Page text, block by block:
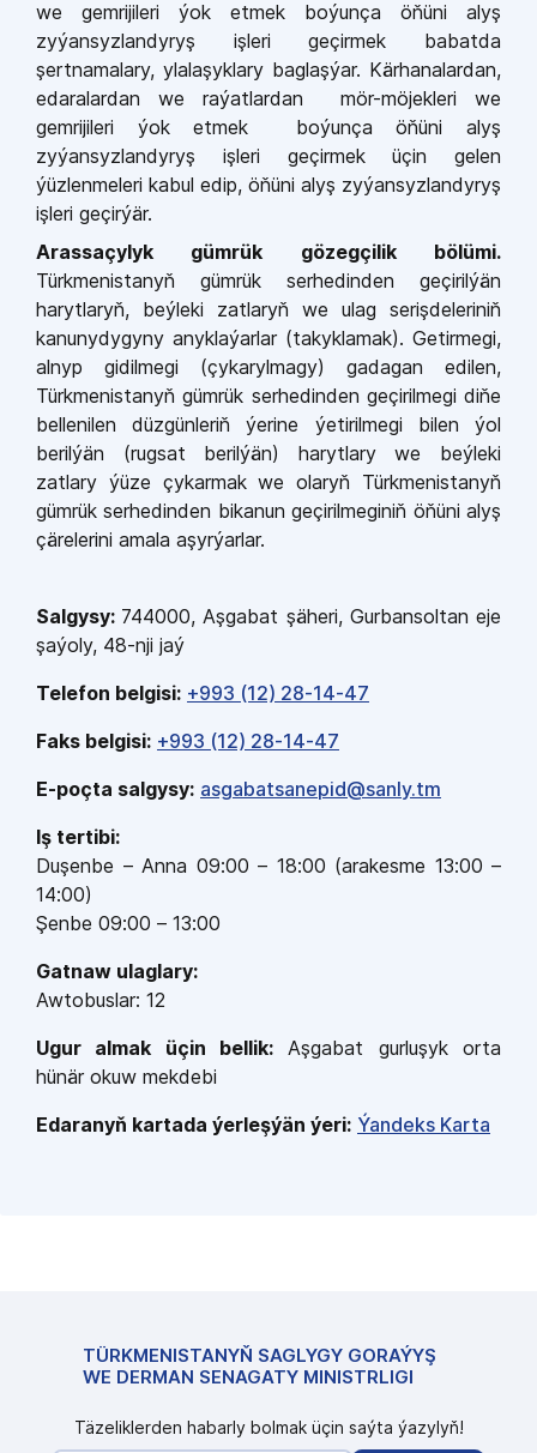
we gemrijileri ýok etmek boýunça öňüni alyş
zyýansyzlandyryş işleri geçirmek babatda
şertnamalary, ylalaşyklary baglaşýar. Kärhanalardan,
edaralardan we raýatlardan mör-möjekleri we
gemrijileri ýok etmek boýunça öňüni alyş
zyýansyzlandyryş işleri geçirmek üçin gelen
ýüzlenmeleri kabul edip, öňüni alyş zyýansyzlandyryş
işleri geçirýär.
Arassaçylyk gümrük gözegçilik bölümi.
Türkmenistanyň gümrük serhedinden geçirilýän
harytlaryň, beýleki zatlaryň we ulag serişdeleriniň
kanunydygyny anyklaýarlar (takyklamak). Getirmegi,
alnyp gidilmegi (çykarylmagy) gadagan edilen,
Türkmenistanyň gümrük serhedinden geçirilmegi diňe
bellenilen düzgünleriň ýerine ýetirilmegi bilen ýol
berilýän (rugsat berilýän) harytlary we beýleki
zatlary ýüze çykarmak we olaryň Türkmenistanyň
gümrük serhedinden bikanun geçirilmeginiň öňüni alyş
çärelerini amala aşyrýarlar.
Salgysy: 744000, Aşgabat şäheri, Gurbansoltan eje
şaýoly, 48-nji jaý
Telefon belgisi: +993 (12) 28-14-47
Faks belgisi: +993 (12) 28-14-47
E-poçta salgysy: asgabatsanepid@sanly.tm
Iş tertibi:
Duşenbe – Anna 09:00 – 18:00 (arakesme 13:00 –
14:00)
Şenbe 09:00 – 13:00
Gatnaw ulaglary:
Awtobuslar: 12
Ugur almak üçin bellik: Aşgabat gurluşyk orta
hünär okuw mekdebi
Edaranyň kartada ýerleşýän ýeri: Ýandeks Karta
TÜRKMENISTANYŇ SAGLYGY GORAÝYŞ
WE DERMAN SENAGATY MINISTRLIGI
Täzeliklerden habarly bolmak üçin saýta ýazylyň!